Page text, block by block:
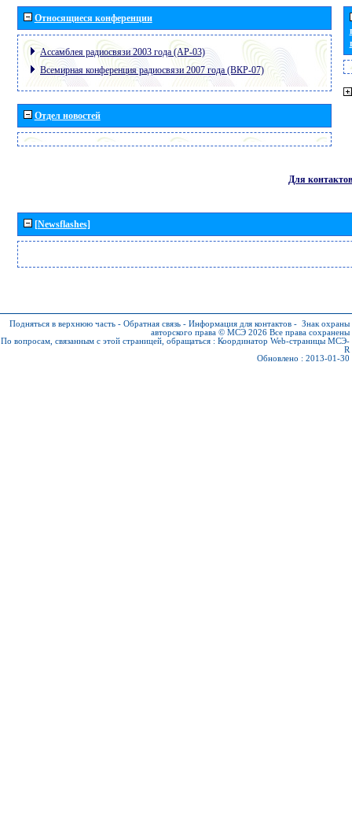
Относящиеся конференции
Ассамблея радиосвязи 2003 года (АР-03)
Всемирная конференция радиосвязи 2007 года (ВКР-07)
Отдел новостей
Для контактов
[Newsflashes]
Подняться в верхнюю часть - Обратная связь - Информация для контактов - Знак охраны
авторского права © МСЭ 2026 Все права сохранены
По вопросам, связанным с этой страницей, обращаться : Координатор Web-страницы МСЭ-
R
Обновлено : 2013-01-30